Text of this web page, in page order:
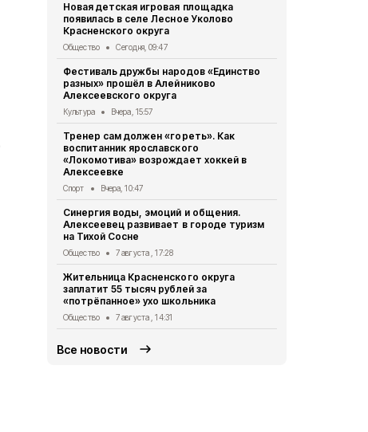
Новая детская игровая площадка
появилась в селе Лесное Уколово
Красненского округа
Общество Сегодня, 09:47
Фестиваль дружбы народов «Единство
разных» прошёл в Алейниково
Алексеевского округа
Культура Вчера, 15:57
Тренер сам должен «гореть». Как
воспитанник ярославского
«Локомотива» возрождает хоккей в
Алексеевке
Спорт Вчера, 10:47
Синергия воды, эмоций и общения.
Алексеевец развивает в городе туризм
на Тихой Сосне
Общество 7 августа , 17:28
Жительница Красненского округа
заплатит 55 тысяч рублей за
«потрёпанное» ухо школьника
Общество 7 августа , 14:31
Все новости